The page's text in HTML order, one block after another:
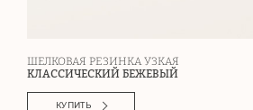
ШЕЛКОВАЯ РЕЗИНКА УЗКАЯ
КЛАССИЧЕСКИЙ БЕЖЕВЫЙ
КУПИТЬ